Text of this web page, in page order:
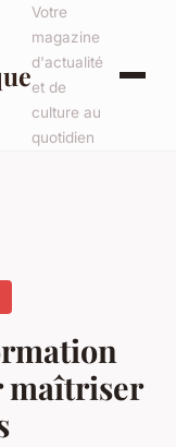
Votre
magazine
d'actualité
et de
culture au
quotidien
maîtriser